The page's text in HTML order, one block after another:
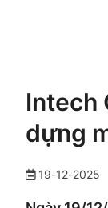
Intech
dựng
19-12-2025